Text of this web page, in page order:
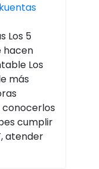
Los 5
hacen
Los
más
conocerlos
cumplir
atender